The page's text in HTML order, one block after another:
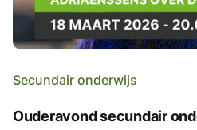
Secundair onderwijs
Ouderavond secundair